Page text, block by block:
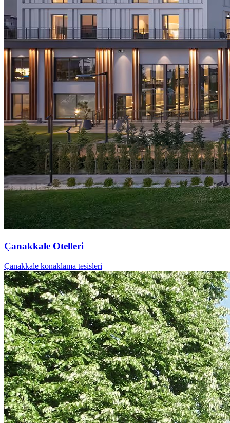
Çanakkale Otelleri
Çanakkale konaklama tesisleri